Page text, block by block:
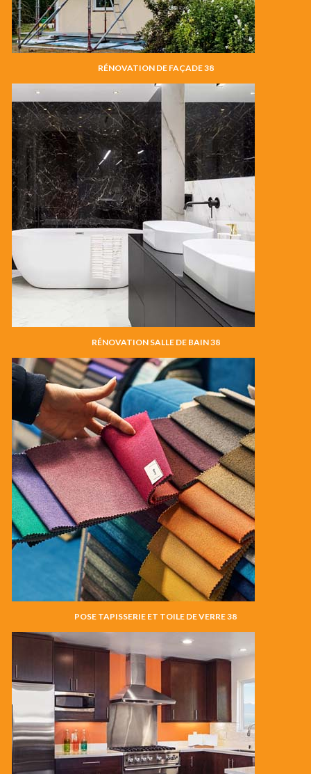
RÉNOVATION DE FAÇADE 38
RÉNOVATION SALLE DE BAIN 38
POSE TAPISSERIE ET TOILE DE VERRE 38